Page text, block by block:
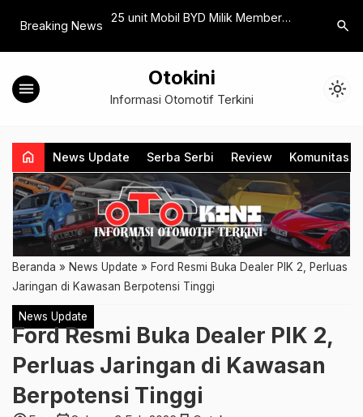
Breaking News
2026 untuk
Jeep
25 unit Mobil BYD Milik Member
search
menu Otokini
Informasi Otomotif Terkini light_mode
home News Update Serba Serbi Review Komunitas
Beranda » News Update » Ford Resmi Buka Dealer PIK 2, Perluas
Jaringan di Kawasan Berpotensi Tinggi
News Update
Ford Resmi Buka Dealer PIK 2,
Perluas Jaringan di Kawasan
Berpotensi Tinggi